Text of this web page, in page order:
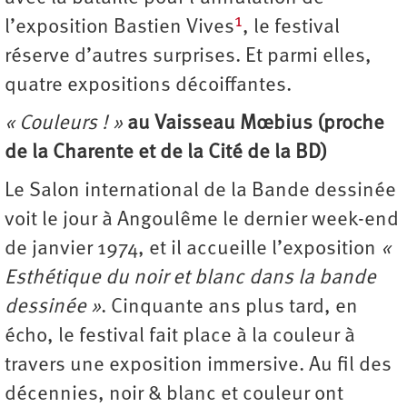
l’exposition Bastien Vives1, le festival
réserve d’autres surprises. Et parmi elles,
quatre expositions décoiffantes.
« Couleurs ! » au Vaisseau Mœbius (proche
de la Charente et de la Cité de la BD)
Le Salon international de la Bande dessinée
voit le jour à Angoulême le dernier week-end
de janvier 1974, et il accueille l’exposition «
Esthétique du noir et blanc dans la bande
dessinée ». Cinquante ans plus tard, en
écho, le festival fait place à la couleur à
travers une exposition immersive. Au fil des
décennies, noir & blanc et couleur ont